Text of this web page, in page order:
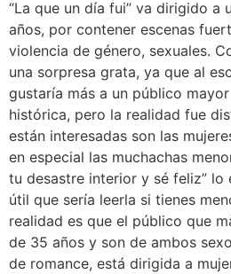
“La que un día fui” va dirigido a
años, por contener escenas
violencia de género, sexuales.
una sorpresa grata, ya que al
gustaría más a un público
histórica, pero la realidad fue
están interesadas son las
en especial las muchachas
tu desastre interior y sé feliz” lo
útil que sería leerla si tienes
realidad es que el público que
de 35 años y son de ambos
de romance, está dirigida a